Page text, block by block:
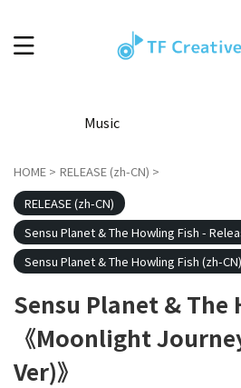
Music
HOME > RELEASE (zh-CN) >
RELEASE (zh-CN)
Sensu Planet & The Howling Fish -
Sensu Planet & The Howling Fish (zh-CN)
Sensu Planet & The
《Moonlight
Ver)》